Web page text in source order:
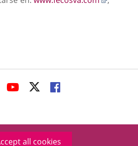
all cookies
LINK
APPLICATION.
LINK
APPLICATION.
APPLICATION.